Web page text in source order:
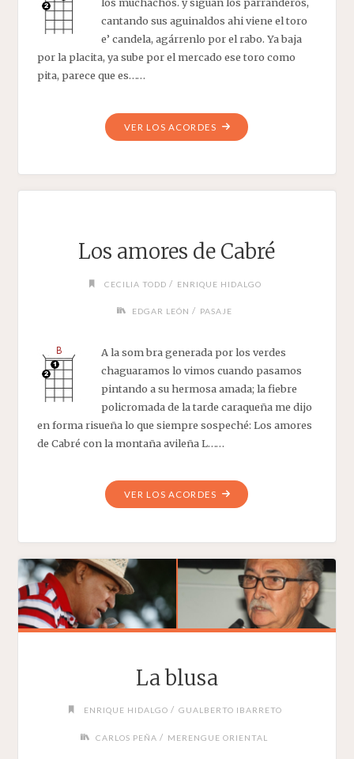
cantando sus aguinaldos ahi viene el toro
e’ candela, agárrenlo por el rabo. Ya baja
por la placita, ya sube por el mercado ese toro como
pita, parece que es……
VER LOS ACORDES"EL
TORO
Los amores de Cabré
CECILIA TODD / ENRIQUE HIDALGO
EDGAR LEÓN / PASAJE
A la som bra generada por los verdes
chaguaramos lo vimos cuando pasamos
pintando a su hermosa amada; la fiebre
policromada de la tarde caraqueña me dijo
en forma risueña lo que siempre sospeché: Los amores
de Cabré con la montaña avileña L……
VER LOS ACORDES"LOS
La blusa
ENRIQUE HIDALGO / GUALBERTO IBARRETO
CARLOS PEÑA / MERENGUE ORIENTAL